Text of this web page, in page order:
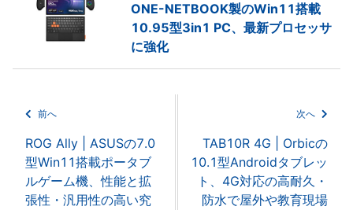
ONE-NETBOOK製のWin11搭載
10.95型3in1 PC、最新プロセッサ
に強化
前へ
ROG Ally | ASUSの7.0
型Win11搭載ポータブ
ルゲーム機、性能と拡
張性・汎用性の高い究
次へ
TAB10R 4G | Orbicの
10.1型Androidタブレッ
ト、4G対応の高耐久・
防水で屋外や教育現場